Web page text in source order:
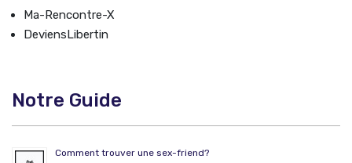
Ma-Rencontre-X
DeviensLibertin
Notre Guide
Comment trouver une sex-friend?